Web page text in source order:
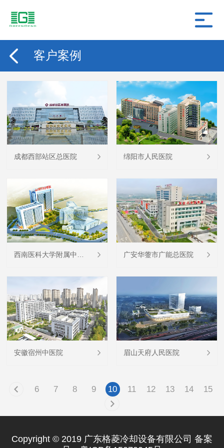
客户案例
成都西部站区总医院 绵阳市人民医院
广安华蓥市广能总医院
安徽宿州中医院 眉山天府人民医院
6 7 8 9 10 11 12 13 14 15
Copyright © 2019 广东格菱冷却设备有限公司 备案